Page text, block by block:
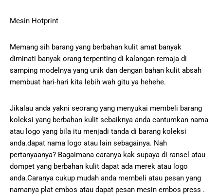
Mesin Hotprint
Memang sih barang yang berbahan kulit amat banyak
diminati banyak orang terpenting di kalangan remaja di
samping modelnya yang unik dan dengan bahan kulit absah
membuat hari-hari kita lebih wah gitu ya hehehe.
Jikalau anda yakni seorang yang menyukai membeli barang
koleksi yang berbahan kulit sebaiknya anda cantumkan nama
atau logo yang bila itu menjadi tanda di barang koleksi
anda.dapat nama logo atau lain sebagainya. Nah
pertanyaanya? Bagaimana caranya kak supaya di ransel atau
dompet yang berbahan kulit dapat ada merek atau logo
anda.Caranya cukup mudah anda membeli atau pesan yang
namanya plat embos atau dapat pesan mesin embos press .